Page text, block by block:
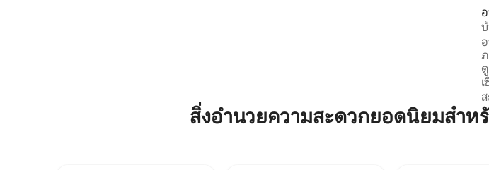
ขึ้
สิ่งอำนวยความสะดวกยอดนิยมสำห